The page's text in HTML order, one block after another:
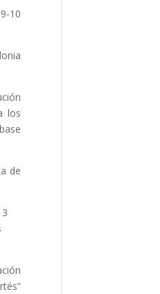
10
los
de